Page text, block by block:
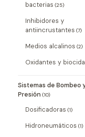
bacterias (25)
Inhibidores y
antiincrustantes (7)
Medios alcalinos (2)
Oxidantes y
Sistemas de Bombeo
Presión (10)
Dosificadoras (1)
Hidroneumáticos (1)